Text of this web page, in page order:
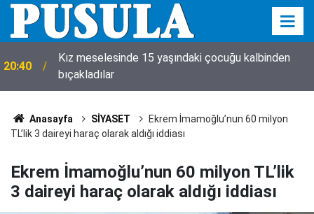
20:35 Komşuda, çalışmak 10 gün yasaklandı!
Anasayfa SİYASET
Ekrem İmamoğlu’nun 60 milyon
TL’lik 3 daireyi haraç olarak aldığı iddiası
Ekrem İmamoğlu’nun 60 milyon TL’lik
3 daireyi haraç olarak aldığı iddiası